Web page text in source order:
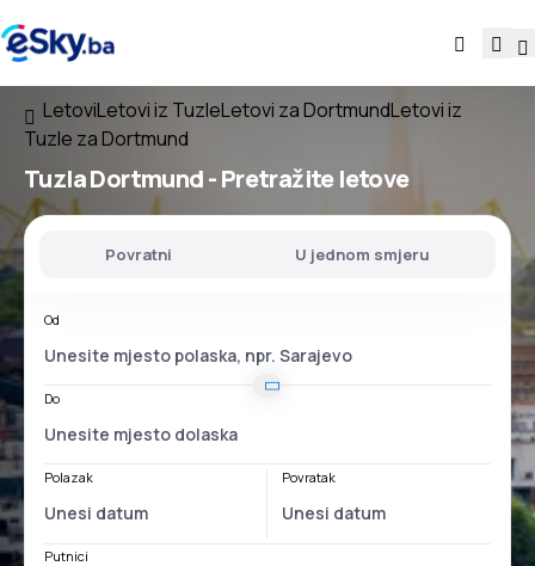
LetoviLetovi iz TuzleLetovi za DortmundLetovi iz
Tuzle za Dortmund
Tuzla Dortmund- Pretražite letove
Povratni U jednom smjeru
Od
Do
Polazak Povratak
Putnici